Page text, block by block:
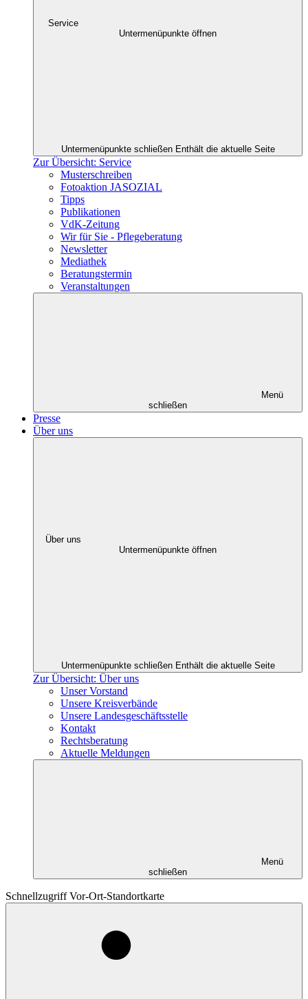
Service
Untermenüpunkte öffnen
Untermenüpunkte schließen Enthält die aktuelle Seite
Zur Übersicht: Service
Musterschreiben
Fotoaktion JASOZIAL
Tipps
Publikationen
VdK-Zeitung
Wir für Sie - Pflegeberatung
Newsletter
Mediathek
Beratungstermin
Veranstaltungen
Menü
schließen
Presse
Über uns
Über uns
Untermenüpunkte öffnen
Untermenüpunkte schließen Enthält die aktuelle Seite
Zur Übersicht: Über uns
Unser Vorstand
Unsere Kreisverbände
Unsere Landesgeschäftsstelle
Kontakt
Rechtsberatung
Aktuelle Meldungen
Menü
schließen
Schnellzugriff Vor-Ort-Standortkarte